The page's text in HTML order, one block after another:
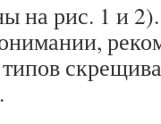
на рис. 1 и